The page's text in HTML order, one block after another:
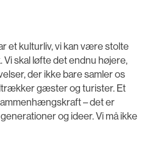
et kulturliv, vi kan være stolte
Vi skal løfte det endnu højere,
der ikke bare samler os
gæster og turister. Et
– det er
og ideer. Vi må ikke